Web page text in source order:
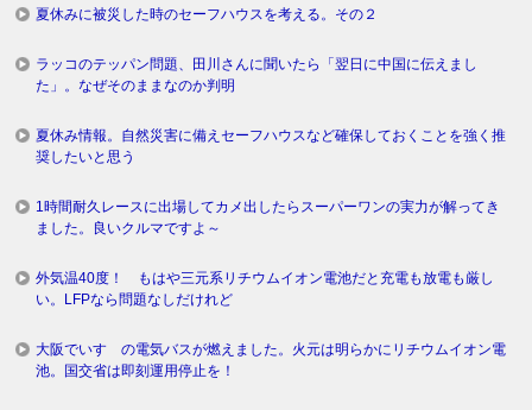
夏休みに被災した時のセーフハウスを考える。その２
ラッコのテッパン問題、田川さんに聞いたら「翌日に中国に伝えまし
た」。なぜそのままなのか判明
夏休み情報。自然災害に備えセーフハウスなど確保しておくことを強く推
奨したいと思う
1時間耐久レースに出場してカメ出したらスーパーワンの実力が解ってき
ました。良いクルマですよ～
外気温40度！ もはや三元系リチウムイオン電池だと充電も放電も厳し
い。LFPなら問題なしだけれど
大阪でいすゞの電気バスが燃えました。火元は明らかにリチウムイオン電
池。国交省は即刻運用停止を！